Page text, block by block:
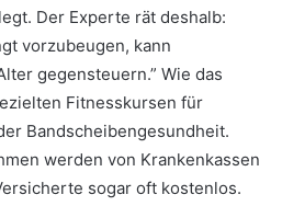
Der Experte rät deshalb:
vorzubeugen, kann
gegensteuern.” Wie das
Fitnesskursen für
Bandscheibengesundheit.
werden von Krankenkassen
sogar oft kostenlos.